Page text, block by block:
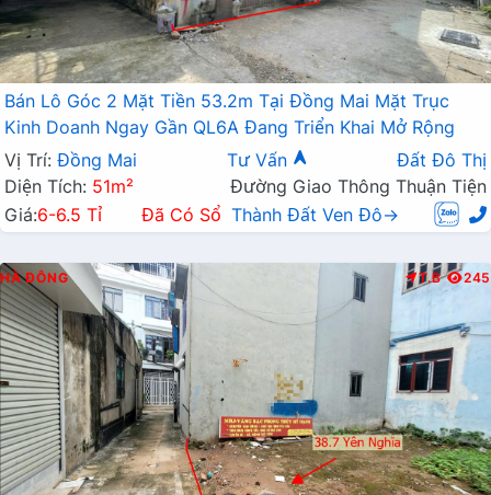
Bán Lô Góc 2 Mặt Tiền 53.2m Tại Đồng Mai Mặt Trục
Kinh Doanh Ngay Gần QL6A Đang Triển Khai Mở Rộng
Vị Trí: Đồng Mai Tư Vấn
Đất Đô Thị
Diện Tích: 51m²
Đường Giao Thông Thuận Tiện
Giá:6-6.5 Tỉ Đã Có Sổ Thành Đất Ven Đô→
HÀ ĐÔNG T.B 245